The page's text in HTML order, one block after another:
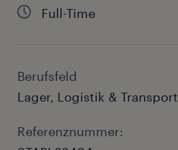
Full-Time
Berufsfeld
Lager, Logistik & Transport
Referenznummer: